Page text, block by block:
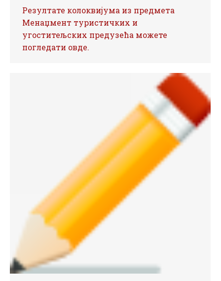
Резултате колоквијума из предмета
Менаџмент туристичких и
угоститељских предузећа можете
погледати овде.